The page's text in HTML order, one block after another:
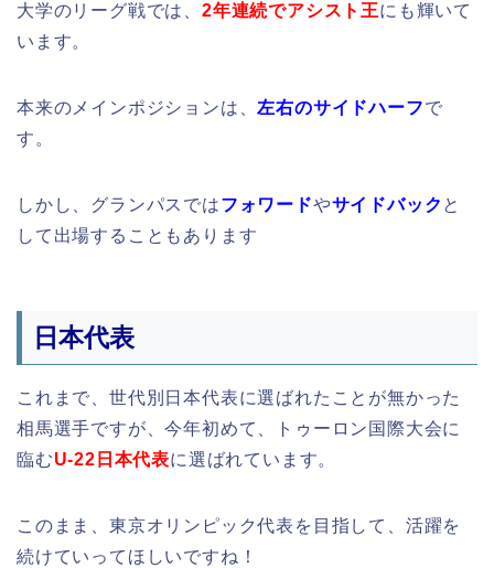
大学のリーグ戦では、 2年連続でアシスト王にも輝いて
います。
本来のメインポジションは、左右のサイドハーフで
す。
しかし、グランパスではフォワードやサイドバック と
して出場することもあります
日本代表
これまで、世代別日本代表に選ばれたことが無かった
相馬選手ですが、今年初めて、トゥーロン国際大会に
臨むU-22日本代表に選ばれています。
このまま、東京オリンピック代表を目指して、活躍を
続けていってほしいですね！